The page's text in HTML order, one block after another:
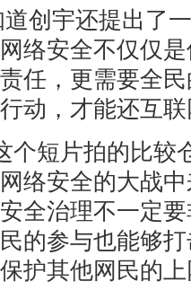
创宇还提出了
络安全不仅仅
任，更需要全
动，才能还互
个短片拍的比较
络安全的大战
全治理不一定
的参与也能够
护其他网民的上